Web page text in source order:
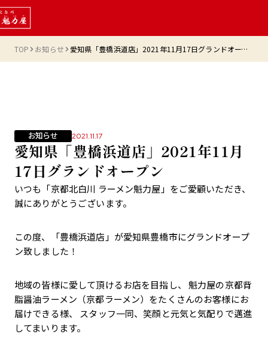
TOP お知らせ 愛知県「豊橋浜道店」2021年11月17日グランドオープン
お知らせ 2021.11.17
愛知県「豊橋浜道店」2021年11月
17日グランドオープン
いつも「京都北白川 ラーメン魁力屋」をご愛顧いただき、
誠にありがとうございます。
この度、「豊橋浜道店」が愛知県豊橋市にグランドオープ
ン致しました！
地域の皆様に愛して頂けるお店を目指し、 魁力屋の京都背
脂醤油ラーメン（京都ラーメン）をたくさんのお客様にお
届けできる様、 スタッフ一同、笑顔と元気と気配りで邁進
してまいります。